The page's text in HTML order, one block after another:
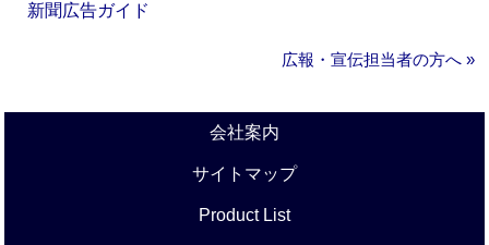
新聞広告ガイド
広報・宣伝担当者の方へ »
会社案内
サイトマップ
Product List